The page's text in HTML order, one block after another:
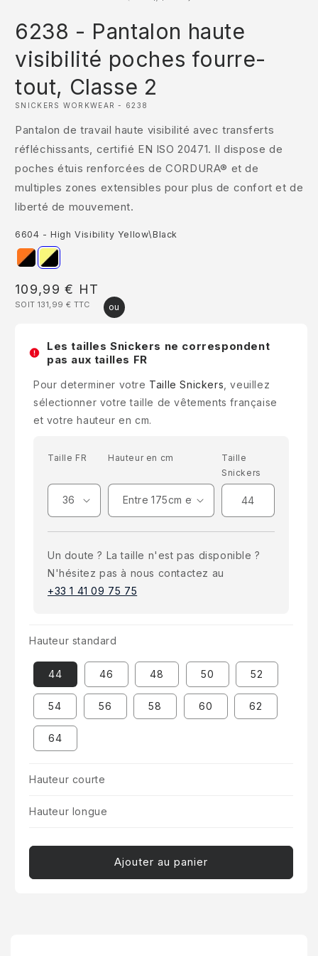
une
fenêtre
modale
6238 - Pantalon haute
visibilité poches fourre-
tout, Classe 2
SNICKERS WORKWEAR - 6238
Pantalon de travail haute visibilité avec transferts
réfléchissants, certifié EN ISO 20471. Il dispose de
poches étuis renforcées de CORDURA® et de
multiples zones extensibles pour plus de confort et de
liberté de mouvement.
6604 - High Visibility Yellow\Black
Prix
habituel
109,99 € HT
SOIT 131,99 € TTC
Les tailles Snickers ne correspondent
pas aux tailles FR
Pour determiner votre Taille Snickers , veuillez
sélectionner votre taille de vêtements française
et votre hauteur en cm.
Taille FR Hauteur en cm
Taille
Snickers
Un doute ? La taille n'est pas disponible ?
N'hésitez pas à nous contactez au
+33 1 41 09 75 75
Hauteur standard
44 46 48 50 52
54 56 58 60 62
64
Hauteur courte
Hauteur longue
Ajouter au panier